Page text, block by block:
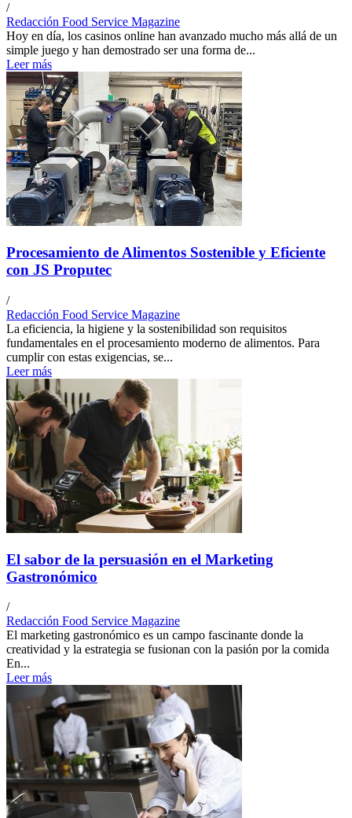
/
Redacción Food Service Magazine
Hoy en día, los casinos online han avanzado mucho más allá de un
simple juego y han demostrado ser una forma de...
Leer más
Procesamiento de Alimentos Sostenible y Eficiente
con JS Proputec
/
Redacción Food Service Magazine
La eficiencia, la higiene y la sostenibilidad son requisitos
fundamentales en el procesamiento moderno de alimentos. Para
cumplir con estas exigencias, se...
Leer más
El sabor de la persuasión en el Marketing
Gastronómico
/
Redacción Food Service Magazine
El marketing gastronómico es un campo fascinante donde la
creatividad y la estrategia se fusionan con la pasión por la comida
En...
Leer más